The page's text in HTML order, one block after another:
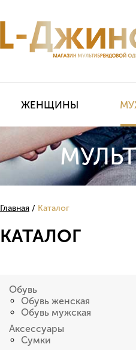
ЖЕНЩИНЫ
Главная Каталог
КАТАЛОГ
Обувь
Обувь женская
Обувь мужская
Аксессуары
Сумки